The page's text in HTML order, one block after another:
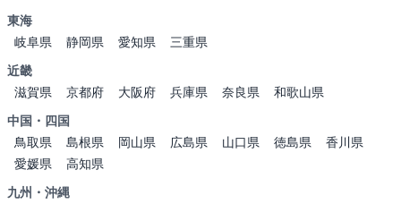
東海
岐阜県
静岡県 愛知県
三重県
近畿
滋賀県
京都府 大阪府 兵庫県 奈良県
和歌山県
中国・四国
鳥取県
島根県 岡山県 広島県 山口県 徳島県
香川県
愛媛県
高知県
九州・沖縄